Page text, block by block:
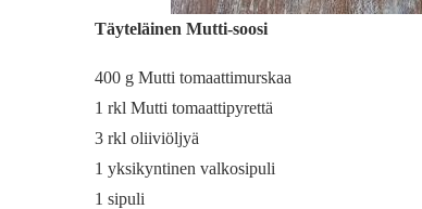
Täyteläinen Mutti-soosi
400 g Mutti tomaattimurskaa
1 rkl Mutti tomaattipyrettä
3 rkl oliiviöljyä
1 yksikyntinen valkosipuli
1 sipuli